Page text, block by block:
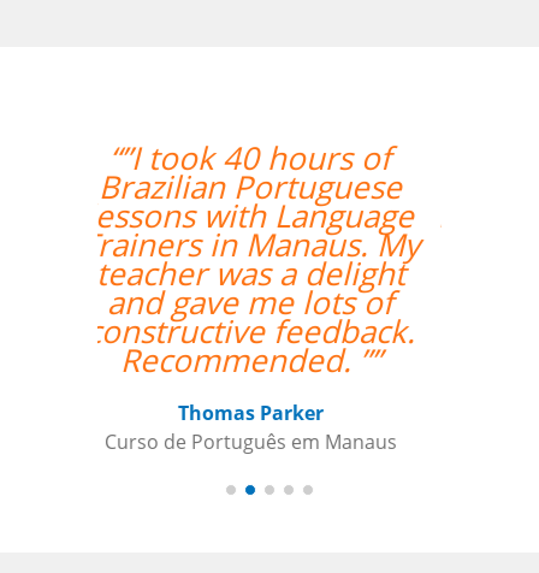
“”Everything is going
amazing! Thanks so
much for your help!””
Nathan Miller
Curso de em Manaus